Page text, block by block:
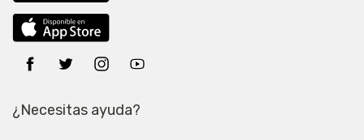
¿Necesitas ayuda?